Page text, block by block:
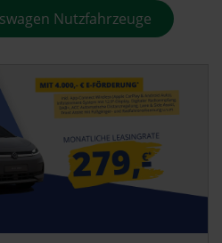
Nutzfahrzeuge